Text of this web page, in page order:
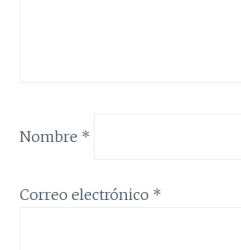
Nombre *
Correo electrónico *